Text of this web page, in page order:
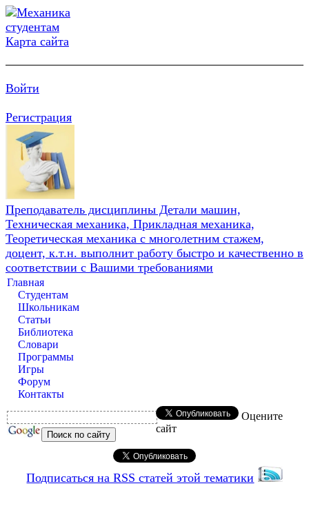
Карта сайта
Войти
Регистрация
Преподаватель дисциплины Детали машин,
Техническая механика, Прикладная механика,
Теоретическая механика с многолетним стажем,
доцент, к.т.н. выполнит работу быстро и качественно в
соответствии с Вашими требованиями
Главная
Студентам
Школьникам
Статьи
Библиотека
Словари
Программы
Игры
Форум
Контакты
Оцените
сайт
Подписаться на RSS статей этой тематики